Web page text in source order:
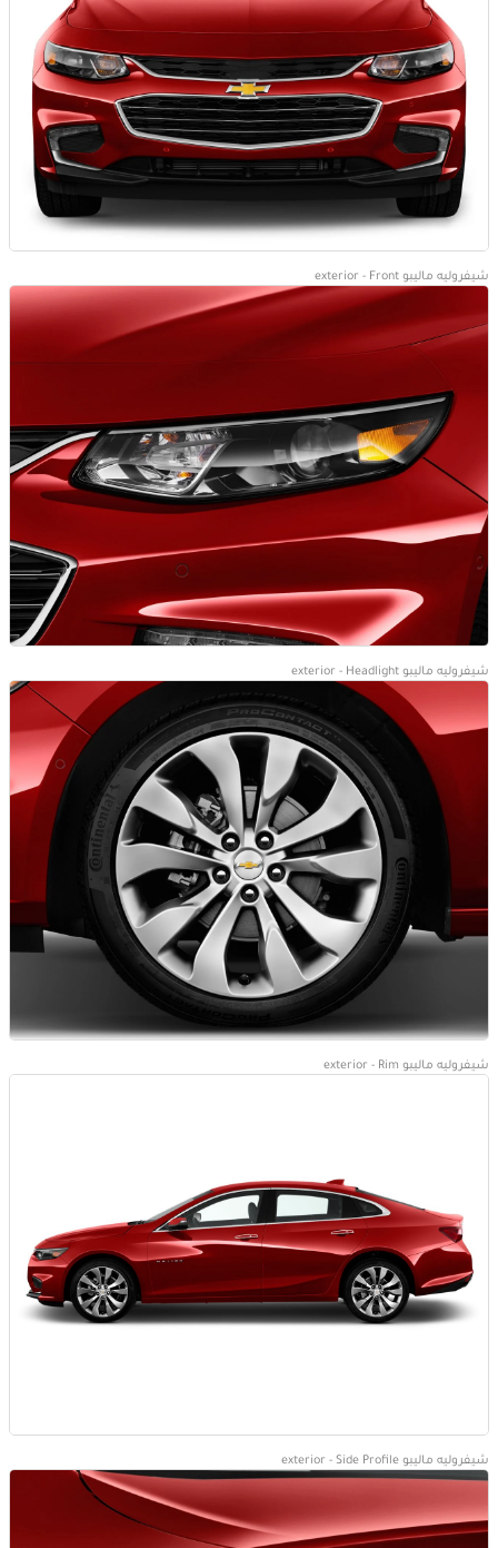
شيفروليه ماليبو exterior - Front
شيفروليه ماليبو exterior - Headlight
شيفروليه ماليبو exterior - Rim
شيفروليه ماليبو exterior - Side Profile